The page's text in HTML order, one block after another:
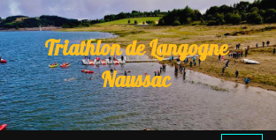
Triathlon de Langogne
Naussac